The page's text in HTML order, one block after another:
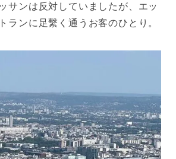
サンは反対していましたが、エッ
ランに足繫く通うお客のひとり。